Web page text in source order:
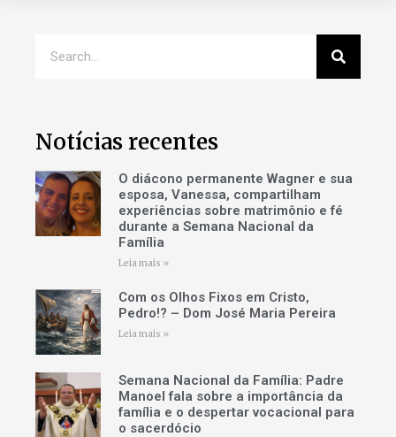
Notícias recentes
O diácono permanente Wagner e sua
esposa, Vanessa, compartilham
experiências sobre matrimônio e fé
durante a Semana Nacional da
Família
Leia mais »
Com os Olhos Fixos em Cristo,
Pedro!? – Dom José Maria Pereira
Leia mais »
Semana Nacional da Família: Padre
Manoel fala sobre a importância da
família e o despertar vocacional para
o sacerdócio